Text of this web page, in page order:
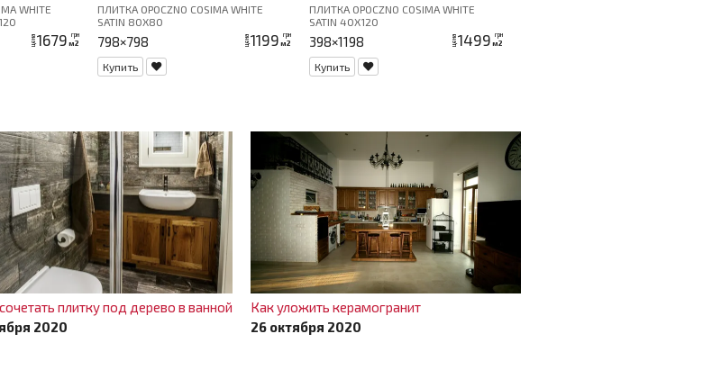
WHITE
цена1679 грн
м2
ПЛИТКА OPOCZNO COSIMA WHITE
SATIN 80Х80
798×798 цена1199 грн
м2
Купить
ПЛИТКА OPOCZNO COSIMA WHITE
SATIN 40Х120
398×1198 цена1499 грн
м2
Купить
плитку под дерево в ванной
2020
Как уложить керамогранит
26 октября 2020